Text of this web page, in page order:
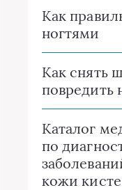
Как
ногтями
Как снять
повредить
Каталог
по
кожи